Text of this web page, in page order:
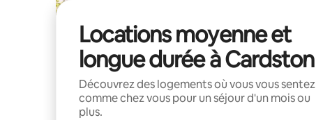
Locations moyenne et
longue durée à Cardston
Découvrez des logements où vous vous sentez
comme chez vous pour un séjour d'un mois ou
plus.